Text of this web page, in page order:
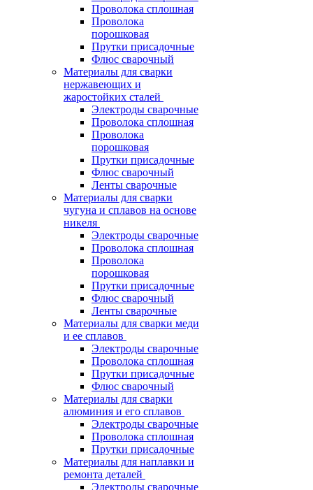
Проволока сплошная
Проволока
порошковая
Прутки присадочные
Флюс сварочный
Материалы для сварки
нержавеющих и
жаростойких сталей
Электроды сварочные
Проволока сплошная
Проволока
порошковая
Прутки присадочные
Флюс сварочный
Ленты сварочные
Материалы для сварки
чугуна и сплавов на основе
никеля
Электроды сварочные
Проволока сплошная
Проволока
порошковая
Прутки присадочные
Флюс сварочный
Ленты сварочные
Материалы для сварки меди
и ее сплавов
Электроды сварочные
Проволока сплошная
Прутки присадочные
Флюс сварочный
Материалы для сварки
алюминия и его сплавов
Электроды сварочные
Проволока сплошная
Прутки присадочные
Материалы для наплавки и
ремонта деталей
Электроды сварочные